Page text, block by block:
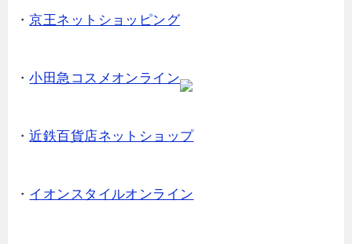
・京王ネットショッピング
・小田急コスメオンライン
・近鉄百貨店ネットショップ
・ イオンスタイルオンライン